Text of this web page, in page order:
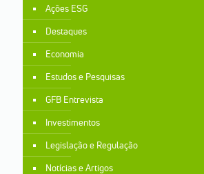
Ações ESG
Destaques
Economia
Estudos e Pesquisas
GFB Entrevista
Investimentos
Legislação e Regulação
Notícias e Artigos